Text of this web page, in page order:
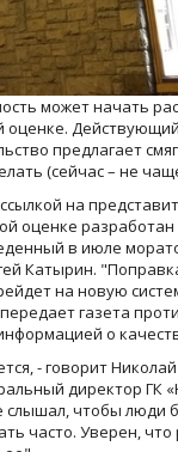
может начать
оценке.
предлагает
(сейчас – не
на
оценке
в июле
Катырин.
на новую
газета
о
- говорит
директор
слышал, чтобы люди
часто. Уверен, что